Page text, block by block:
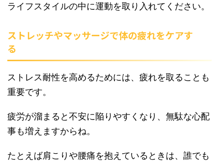
ライフスタイルの中に運動を取り入れてください。
ストレッチやマッサージで体の疲れをケアす
る
ストレス耐性を高めるためには、疲れを取ることも
重要です。
疲労が溜まると不安に陥りやすくなり、無駄な心配
事も増えますからね。
たとえば肩こりや腰痛を抱えているときは、誰でも